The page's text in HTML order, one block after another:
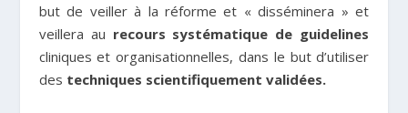
but de veiller à la réforme et « disséminera » et
veillera au recours systématique de guidelines
cliniques et organisationnelles, dans le but d’utiliser
des techniques scientifiquement validées.